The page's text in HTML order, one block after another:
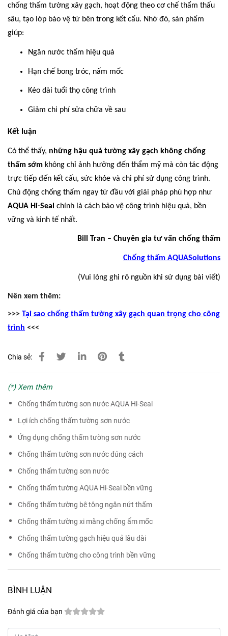
chống thấm tường xây gạch, hoạt động theo cơ chế thẩm thấu
sâu, tạo lớp bảo vệ từ bên trong kết cấu. Nhờ đó, sản phẩm
giúp:
Ngăn nước thấm hiệu quả
Hạn chế bong tróc, nấm mốc
Kéo dài tuổi thọ công trình
Giảm chi phí sửa chữa về sau
Kết luận
Có thể thấy, những hậu quả tường xây gạch không chống
thấm sớm không chỉ ảnh hưởng đến thẩm mỹ mà còn tác động
trực tiếp đến kết cấu, sức khỏe và chi phí sử dụng công trình.
Chủ động chống thấm ngay từ đầu với giải pháp phù hợp như
AQUA Hi-Seal chính là cách bảo vệ công trình hiệu quả, bền
vững và kinh tế nhất.
Bill Tran – Chuyên gia tư vấn chống thấm
Chống thấm AQUASolutions
(Vui lòng ghi rõ nguồn khi sử dụng bài viết)
Nên xem thêm:
>>> Tại sao chống thấm tường xây gạch quan trọng cho công
trình <<<
Chia sẻ:
(*) Xem thêm
Chống thấm tường sơn nước AQUA Hi-Seal
Lợi ích chống thấm tường sơn nước
Ứng dụng chống thấm tường sơn nước
Chống thấm tường sơn nước đúng cách
Chống thấm tường sơn nước
Chống thấm tường AQUA Hi-Seal bền vững
Chống thấm tường bê tông ngăn nứt thấm
Chống thấm tường xi măng chống ẩm mốc
Chống thấm tường gạch hiệu quả lâu dài
Chống thấm tường cho công trình bền vững
BÌNH LUẬN
Đánh giá của bạn